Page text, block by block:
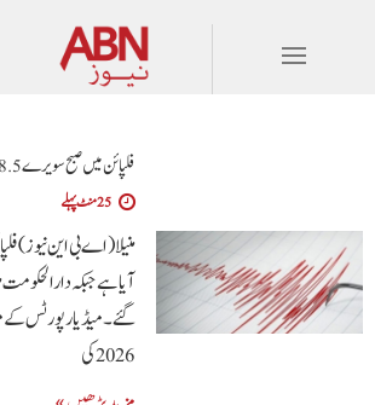
فلپائن میں صبح سویرے 5 .8 شدت کا زلزلہ
25 منٹ پہلے
آیا ہے جبکہ
2026 کی